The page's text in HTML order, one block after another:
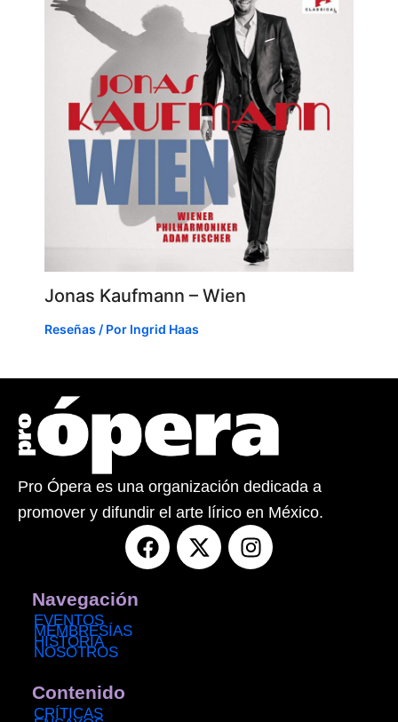
Jonas Kaufmann – Wien
Reseñas / Por Ingrid Haas
Pro Ópera es una organización dedicada a
promover y difundir el arte lírico en México.
F
a
X
-
I
n
Navegación
EVENTOS
MEMBRESÍAS
HISTORIA
NOSOTROS
Contenido
CRÍTICAS